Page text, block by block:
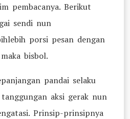
pembacanya. Berikut
sendi nun
porsi pesan dengan
bisbol.
pandai selaku
aksi gerak nun
Prinsip-prinsipnya